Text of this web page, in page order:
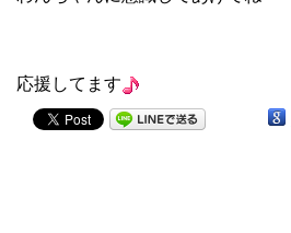
応援してます